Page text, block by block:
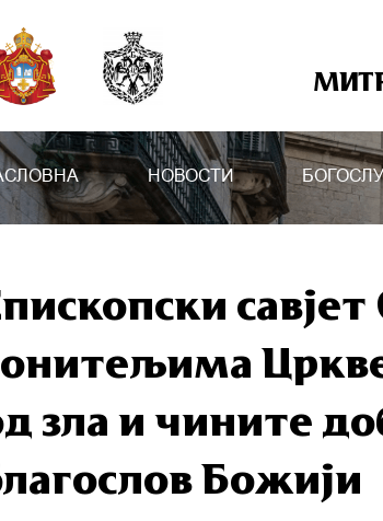
НОВОСТИ
зла и чините
Божији